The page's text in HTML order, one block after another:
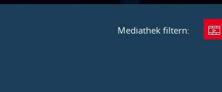
Mediathek filtern: